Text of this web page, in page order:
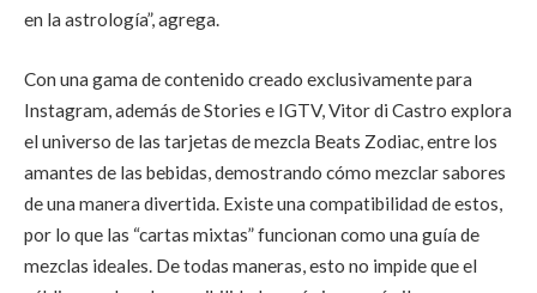
en la astrología”, agrega.
Con una gama de contenido creado exclusivamente para
Instagram, además de Stories e IGTV, Vitor di Castro explora
el universo de las tarjetas de mezcla Beats Zodiac, entre los
amantes de las bebidas, demostrando cómo mezclar sabores
de una manera divertida. Existe una compatibilidad de estos,
por lo que las “cartas mixtas” funcionan como una guía de
mezclas ideales. De todas maneras, esto no impide que el